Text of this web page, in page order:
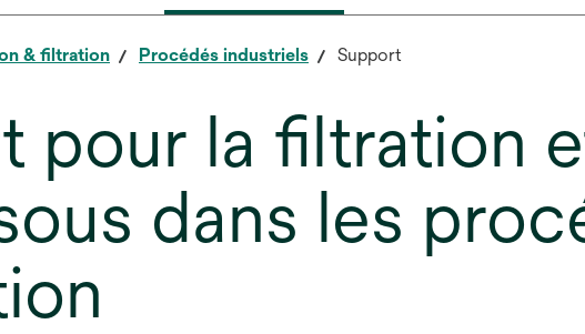
& filtration Procédés industriels Support
pour la filtration
dans les